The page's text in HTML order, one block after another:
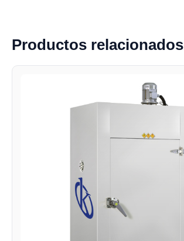
Productos relacionados